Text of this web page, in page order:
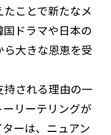
ことで新たなメ
ドラマや日本の
大きな恩恵を受
される理由の一
リーテリングが
ーは、ニュアン